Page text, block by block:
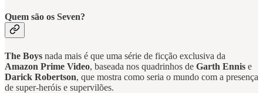
Quem são os Seven?
The Boys nada mais é que uma série de ficção exclusiva da
Amazon Prime Video, baseada nos quadrinhos de Garth Ennis e
Darick Robertson, que mostra como seria o mundo com a presença
de super-heróis e supervilões.